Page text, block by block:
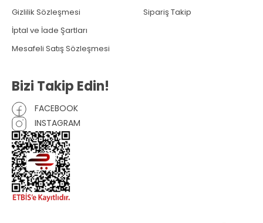
Gizlilik Sözleşmesi
İptal ve İade Şartları
Mesafeli Satış Sözleşmesi
Sipariş Takip
Bizi Takip Edin!
FACEBOOK
INSTAGRAM